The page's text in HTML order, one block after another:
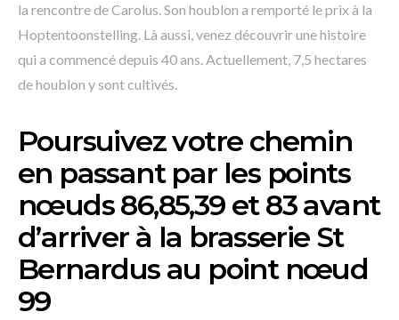
la rencontre de Carolus. Son houblon a remporté le prix à la
Hoptentoonstelling. Là aussi, venez découvrir une histoire
qui a commencé depuis 40 ans. Actuellement, 7,5 hectares
de houblon y sont cultivés.
Poursuivez votre chemin
en passant par les points
nœuds 86,85,39 et 83 avant
d’arriver à la brasserie St
Bernardus au point nœud
99